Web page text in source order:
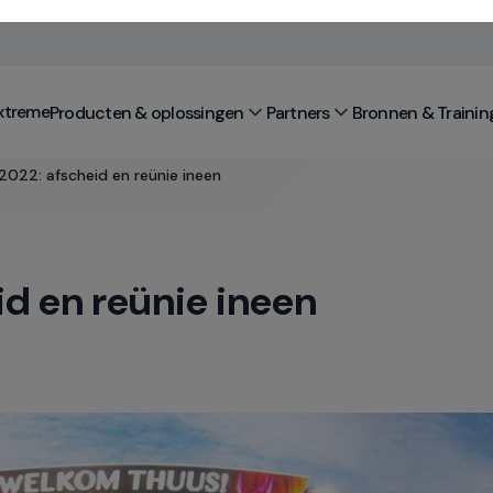
afscheid en reünie ineen
en reünie ineen